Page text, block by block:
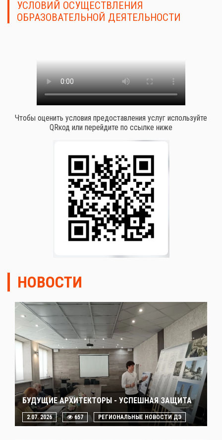
УСЛОВИЙ ОСУЩЕСТВЛЕНИЯ
ОБРАЗОВАТЕЛЬНОЙ ДЕЯТЕЛЬНОСТИ
Чтобы оценить условия предоставления услуг используйте
QRкод или перейдите по ссылке ниже
НОВОСТИ
БУДУЩИЕ АРХИТЕКТОРЫ - УСПЕШНАЯ ЗАЩИТА
2.07. 2026 657 РЕГИОНАЛЬНЫЕ НОВОСТИ ДЭ